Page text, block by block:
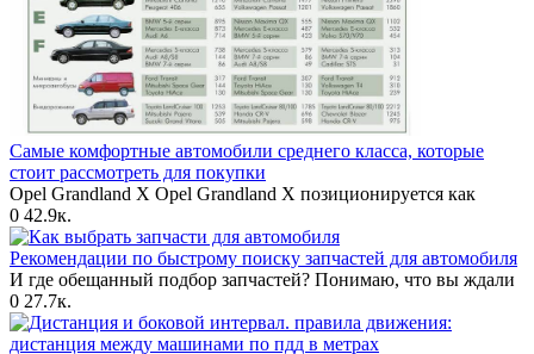
Самые комфортные автомобили среднего класса, которые
стоит рассмотреть для покупки
Opel Grandland X Opel Grandland X позиционируется как
0 42.9к.
Рекомендации по быстрому поиску запчастей для автомобиля
И где обещанный подбор запчастей? Понимаю, что вы ждали
0 27.7к.